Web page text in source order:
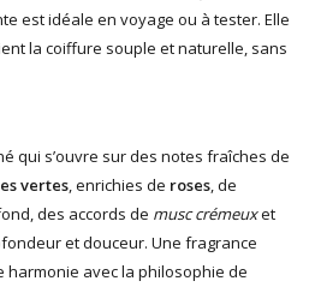
est idéale en voyage ou à tester. Elle
la coiffure souple et naturelle, sans
qui s’ouvre sur des notes fraîches de
vertes , enrichies de roses , de
des accords de musc crémeuxet
et douceur. Une fragrance
avec la philosophie de